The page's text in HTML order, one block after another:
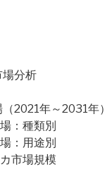
場分析
2021年～2031年）
：種類別
：用途別
市場規模